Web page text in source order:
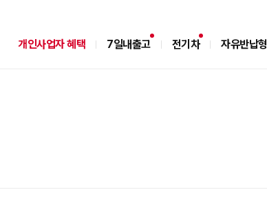
개인사업자 혜택 7일내출고 전기차 자유반납형